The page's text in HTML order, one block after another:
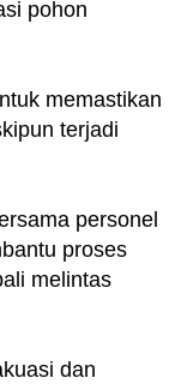
pohon
memastikan
terjadi
personel
proses
melintas
dan